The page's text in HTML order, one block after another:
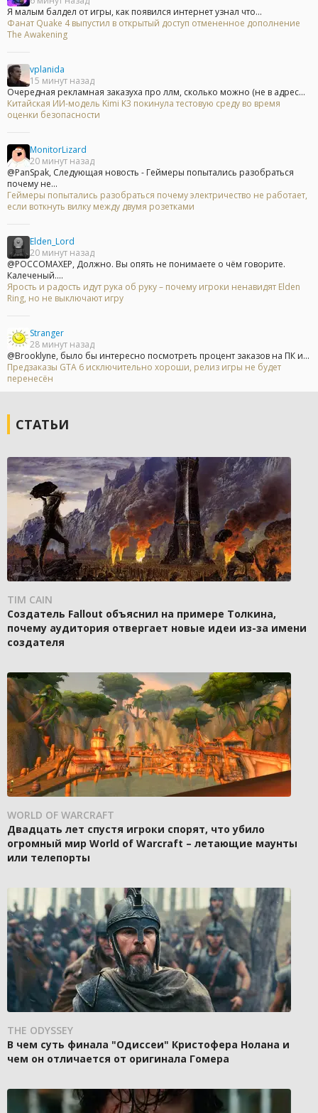
Я малым балдел от игры, как появился интернет узнал что...
Фанат Quake 4 выпустил в открытый доступ отмененное дополнение
The Awakening
vplanida
15 минут назад
Очередная рекламная заказуха про ллм, сколько можно (не в адрес...
Китайская ИИ-модель Kimi K3 покинула тестовую среду во время
оценки безопасности
MonitorLizard
20 минут назад
@PanSpak, Следующая новость - Геймеры попытались разобраться
почему не...
Геймеры попытались разобраться почему электричество не работает,
если воткнуть вилку между двумя розетками
Elden_Lord
20 минут назад
@POCCOMAXEP, Должно. Вы опять не понимаете о чём говорите.
Калеченый....
Ярость и радость идут рука об руку – почему игроки ненавидят Elden
Ring, но не выключают игру
Stranger
28 минут назад
@Brooklyne, было бы интересно посмотреть процент заказов на ПК и...
Предзаказы GTA 6 исключительно хороши, релиз игры не будет
перенесён
СТАТЬИ
TIM CAIN
Создатель Fallout объяснил на примере Толкина,
почему аудитория отвергает новые идеи из-за имени
создателя
WORLD OF WARCRAFT
Двадцать лет спустя игроки спорят, что убило
огромный мир World of Warcraft – летающие маунты
или телепорты
THE ODYSSEY
В чем суть финала "Одиссеи" Кристофера Нолана и
чем он отличается от оригинала Гомера